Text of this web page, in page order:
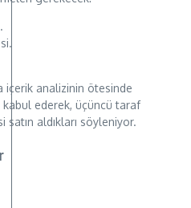
içerik analizinin ötesinde
ederek, üçüncü taraf
satın aldıkları söyleniyor.